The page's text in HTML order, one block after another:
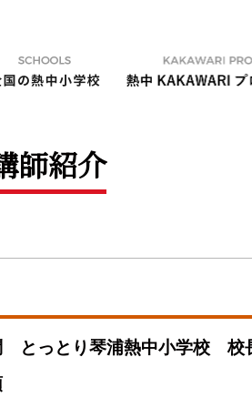
師紹介
とっとり琴浦熱中小学校 校